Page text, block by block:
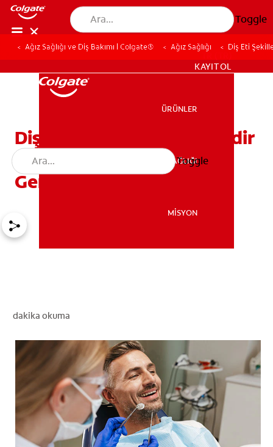
Toggle
MİSYON
KAYIT OL
KAYIT OL
ÜRÜNLER
AĞIZ SAĞLIĞI
MİSYON
Toggle
Ağız Sağlığı ve Diş Bakımı | Colgate® Ağız Sağlığı Diş Eti
Diş Eti Şekillendirmesi Nedir
ve Diş Eti Kesimi Nasıl
Gerçekleşir?
dakika okuma